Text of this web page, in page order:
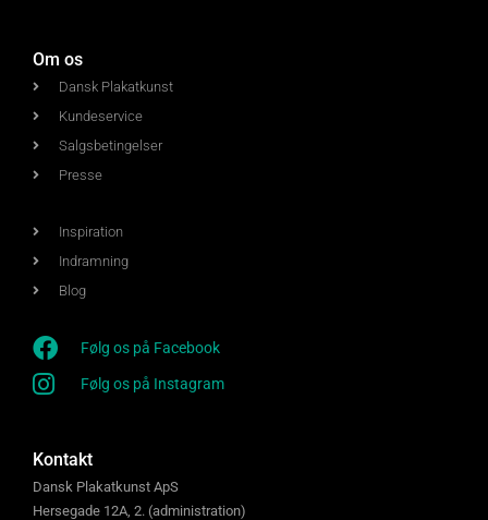
Om os
Dansk Plakatkunst
Kundeservice
Salgsbetingelser
Presse
Inspiration
Indramning
Blog
Følg os på Facebook
Følg os på Instagram
Kontakt
Dansk Plakatkunst ApS
Hersegade 12A, 2. (administration)